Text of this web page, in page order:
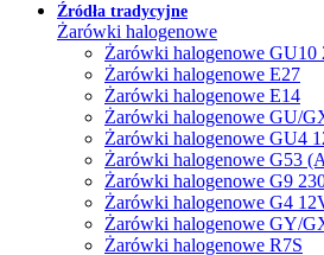
Źródła tradycyjne
Żarówki halogenowe
Żarówki halogenowe GU10
Żarówki halogenowe E27
Żarówki halogenowe E14
Żarówki halogenowe GU/
Żarówki halogenowe GU4
Żarówki halogenowe G53
Żarówki halogenowe G9
Żarówki halogenowe G4
Żarówki halogenowe GY/
Żarówki halogenowe R7S